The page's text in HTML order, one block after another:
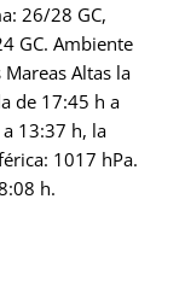
26/28 GC,
GC. Ambiente
Altas la
de 17:45 h a
13:37 h, la
1017 hPa.
h.